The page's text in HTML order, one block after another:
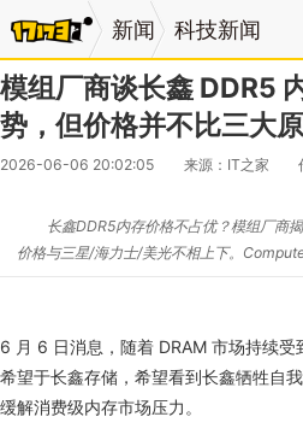
新闻 科技新闻
模组厂商谈长鑫 DDR5
势，但价格并不比三大
2026-06-06 20:02:05 来源：IT之家
长鑫DDR5内存价格不占优？模组厂商
价格与三星/海力士/美光不相上下。
6 月 6 日消息，随着 DRAM 市场持续
希望于长鑫存储，希望看到长鑫牺牲自
缓解消费级内存市场压力。